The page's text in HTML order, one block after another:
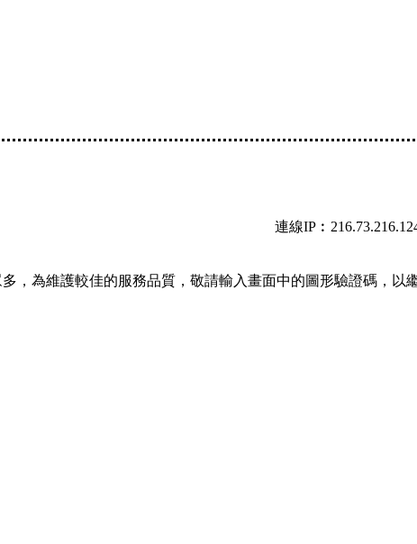
連線
，為維護較佳的服務品質，敬請輸入畫面中的圖形驗證碼，以